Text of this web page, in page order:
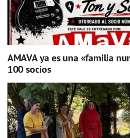
AMAVA ya es una «familia
100 socios